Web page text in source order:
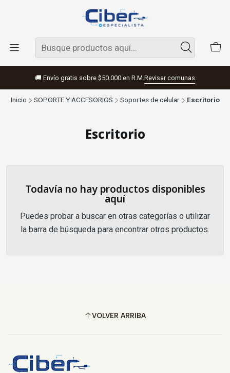
🚚 Envío gratis sobre $50.000 en R.M. Revisar comunas
Inicio SOPORTE Y ACCESORIOS Soportes de celular Escritorio
Escritorio
Todavía no hay productos disponibles
aquí
Puedes probar a buscar en otras categorías o utilizar
la barra de búsqueda para encontrar otros productos.
VOLVER ARRIBA